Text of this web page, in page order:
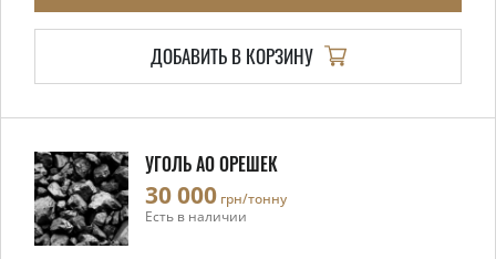
ДОБАВИТЬ В КОРЗИНУ
УГОЛЬ АО ОРЕШЕК
30 000 грн/тонну
Есть в наличии